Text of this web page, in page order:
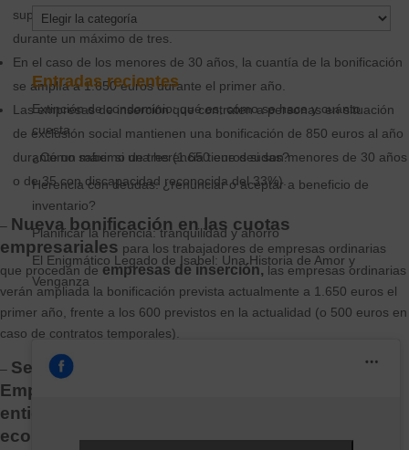
superior al 33%) se crea una bonificación de 800 euros al año
durante un máximo de tres.
En el caso de los menores de 30 años, la cuantía de la bonificación
se amplía a 1.650 euros durante el primer año.
Las empresas de inserción que contraten a personas en situación
de exclusión social mantienen una bonificación de 850 euros al año
durante un máximo de tres (1.650 euros si son menores de 30 años
o de 35 con discapacidad reconocida del 33%).
– Nueva bonificación en las cuotas
empresariales para los trabajadores de empresas ordinarias
que procedan de empresas de inserción, las empresas ordinarias
verán ampliada la bonificación prevista actualmente a 1.650 euros el
primer año, frente a los 600 previstos en la actualidad (o 500 euros en
caso de contratos temporales).
– Se reconoce a los Centros Especiales de
Empleo y a las Empresas de Inserción como
entidades prestadoras de servicios de interés
económico general,lo que les permitirá ampliar hasta los
Categorías
Entradas recientes
Extinción de condominio: qué es, cómo se hace y cuánto
cuesta
¿Cómo saber si una herencia tiene deudas?
Herencia con deudas: ¿renunciar o aceptar a beneficio de
inventario?
Planificar la herencia: tranquilidad y ahorro
El Enigmático Legado de Isabel: Una Historia de Amor y
Venganza